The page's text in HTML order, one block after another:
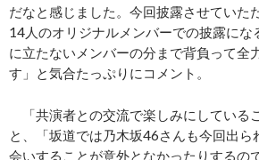
だなと感じました。今回披露させていた
14人のオリジナルメンバーでの披露にな
に立たないメンバーの分まで背負って全
す」と気合たっぷりにコメント。
「共演者との交流で楽しみにしている
と、「坂道では乃木坂46さんも今回出ら
会いすることが意外となかったりするの